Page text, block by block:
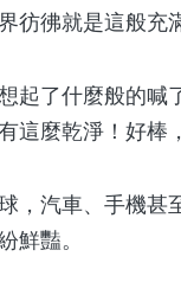
彷彿就是這般充
了什麼般的喊
這麼乾淨！好棒
汽車、手機甚
鮮豔。